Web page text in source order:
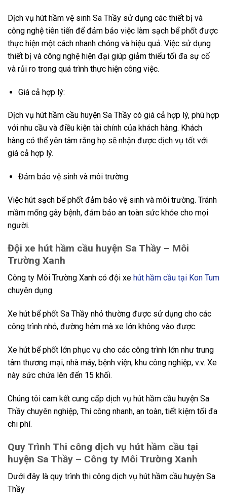
Dịch vụ hút hầm vệ sinh Sa Thầy sử dụng các thiết bị và
công nghệ tiên tiến để đảm bảo việc làm sạch bể phốt được
thực hiện một cách nhanh chóng và hiệu quả. Việc sử dụng
thiết bị và công nghệ hiện đại giúp giảm thiểu tối đa sự cố
và rủi ro trong quá trình thực hiện công việc.
Giá cả hợp lý:
Dịch vụ hút hầm cầu huyện Sa Thầy có giá cả hợp lý, phù hợp
với nhu cầu và điều kiện tài chính của khách hàng. Khách
hàng có thể yên tâm rằng họ sẽ nhận được dịch vụ tốt với
giá cả hợp lý.
Đảm bảo vệ sinh và môi trường:
Việc hút sạch bể phốt đảm bảo vệ sinh và môi trường. Tránh
mầm mống gây bệnh, đảm bảo an toàn sức khỏe cho mọi
người.
Đội xe hút hầm cầu huyện Sa Thầy – Môi
Trường Xanh
Công ty Môi Trường Xanh có đội xe hút hầm cầu tại Kon Tum
chuyên dụng.
Xe hút bể phốt Sa Thầy nhỏ thường được sử dụng cho các
công trình nhỏ, đường hẻm mà xe lớn không vào được.
Xe hút bể phốt lớn phục vụ cho các công trình lớn như trung
tâm thương mại, nhà máy, bệnh viện, khu công nghiệp, v.v. Xe
này sức chứa lên đến 15 khối.
Chúng tôi cam kết cung cấp dịch vụ hút hầm cầu huyện Sa
Thầy chuyên nghiệp, Thi công nhanh, an toàn, tiết kiệm tối đa
chi phí.
Quy Trình Thi công dịch vụ hút hầm cầu tại
huyện Sa Thầy – Công ty Môi Trường Xanh
Dưới đây là quy trình thi công dịch vụ hút hầm cầu huyện Sa
Thầy